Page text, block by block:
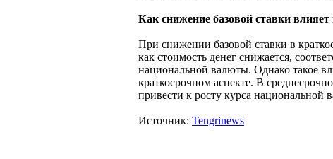
Как снижение базовой ставки влияет
При снижении базовой ставки в
как стоимость денег снижается,
национальной валюты. Однако такое
краткосрочном аспекте. В
привести к росту курса национальной
Источник: Tengrinews